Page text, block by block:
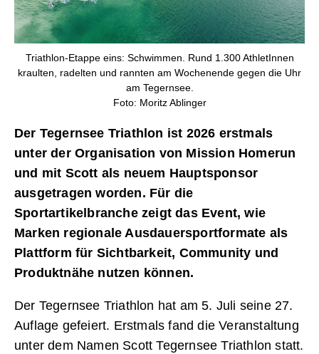
Triathlon-Etappe eins: Schwimmen. Rund 1.300 AthletInnen
kraulten, radelten und rannten am Wochenende gegen die Uhr
am Tegernsee.
Foto: Moritz Ablinger
Der Tegernsee Triathlon ist 2026 erstmals
unter der Organisation von Mission Homerun
und mit Scott als neuem Hauptsponsor
ausgetragen worden. Für die
Sportartikelbranche zeigt das Event, wie
Marken regionale Ausdauersportformate als
Plattform für Sichtbarkeit, Community und
Produktnähe nutzen können.
Der Tegernsee Triathlon hat am 5. Juli seine 27.
Auflage gefeiert. Erstmals fand die Veranstaltung
unter dem Namen Scott Tegernsee Triathlon statt.